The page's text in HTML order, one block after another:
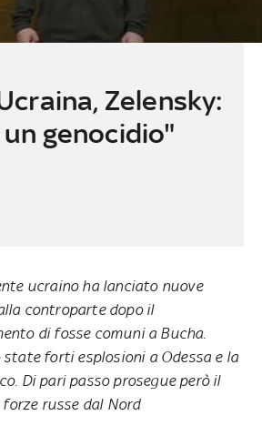
Zelensky:
genocidio"
ucraino ha lanciato nuove
controparte dopo il
di fosse comuni a Bucha.
forti esplosioni a Odessa e la
Di pari passo prosegue però il
russe dal Nord